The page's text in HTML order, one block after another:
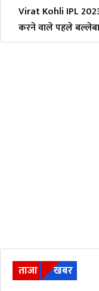
Virat Kohli IPL 2023
करने वाले पहले
ताजा खबर